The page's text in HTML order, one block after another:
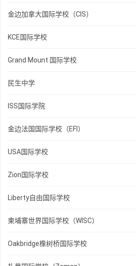
金边加拿大国际学校（CIS）
KCE国际学校
Grand Mount 国际学校
民生中学
ISS国际学院
金边法国国际学校（EFI）
USA国际学校
Zion国际学校
Liberty自由国际学校
柬埔寨世界国际学校（WISC）
Oakbridge橡树桥国际学校